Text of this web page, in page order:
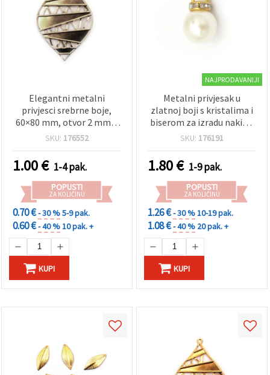
Elegantni metalni
privjesci srebrne boje,
60×80 mm, otvor 2 mm –
povoljno pakiranje 5 kom
DIY/uradi sam nakita
SKU: 176552
1.00€ 1-4 pak.
POPUSTI
ZA KOLIČINU
0.70 €- 30 %5-9 pak.
0.60 €- 40 %10 pak. +
KUPI
NAJPRODAVANIJI
Metalni privjesak u
zlatnoj boji s kristalima i
biserom za izradu nakita,
14 x 22–23 mm, otvor 4
SKU: 176191
1.80€ 1-9 pak.
POPUSTI
ZA KOLIČINU
1.26 €- 30 %10-19 pak.
1.08 €- 40 % 20 pak. +
KUPI